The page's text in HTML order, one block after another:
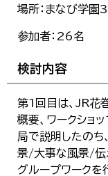
場所：まなび学園
参加者：26名
検討内容
第1回目は、JR花
概要、ワークショ
局で説明したのち
景/大事な風景/伝え
グループワークを